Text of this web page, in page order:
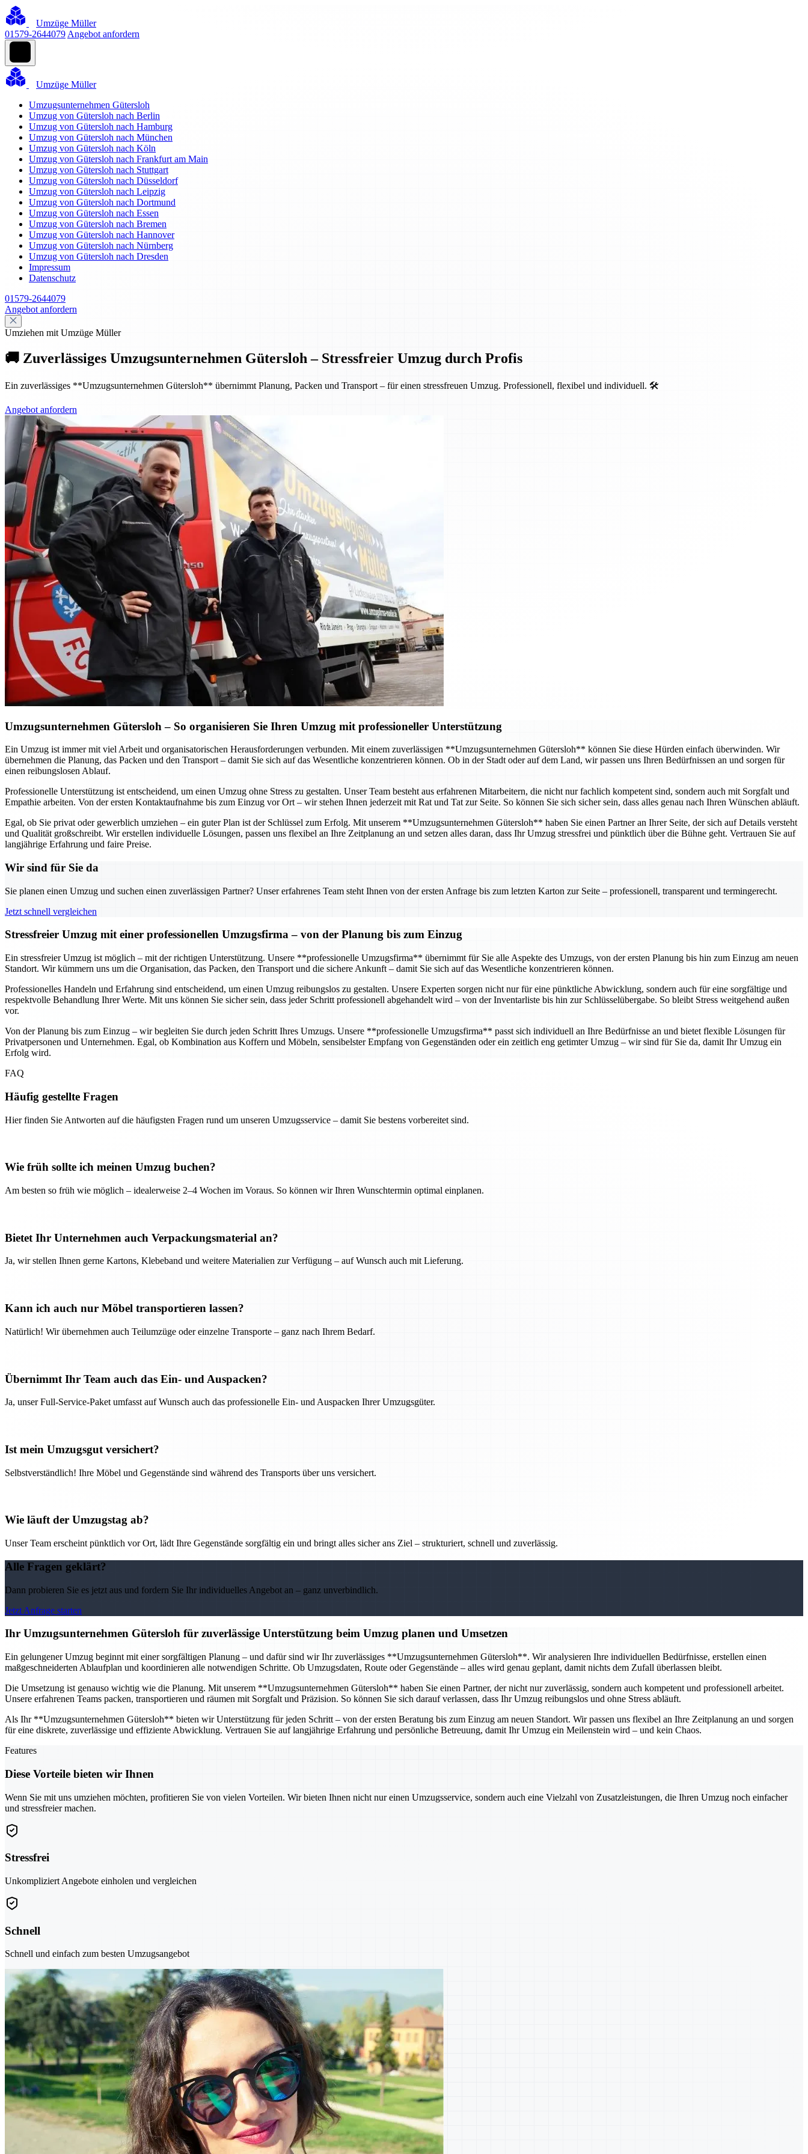
Umzüge Müller
01579-2644079 Angebot anfordern
Umzüge Müller
Umzugsunternehmen Gütersloh
Umzug von Gütersloh nach Berlin
Umzug von Gütersloh nach Hamburg
Umzug von Gütersloh nach München
Umzug von Gütersloh nach Köln
Umzug von Gütersloh nach Frankfurt am Main
Umzug von Gütersloh nach Stuttgart
Umzug von Gütersloh nach Düsseldorf
Umzug von Gütersloh nach Leipzig
Umzug von Gütersloh nach Dortmund
Umzug von Gütersloh nach Essen
Umzug von Gütersloh nach Bremen
Umzug von Gütersloh nach Hannover
Umzug von Gütersloh nach Nürnberg
Umzug von Gütersloh nach Dresden
Impressum
Datenschutz
01579-2644079
Angebot anfordern
Umziehen mit Umzüge Müller
🚚 Zuverlässiges Umzugsunternehmen Gütersloh – Stressfreier Umzug durch Profis
Ein zuverlässiges **Umzugsunternehmen Gütersloh** übernimmt Planung, Packen und Transport – für einen stressfreuen Umzug. Professionell, flexibel und individuell. 🛠️
Angebot anfordern
Umzugsunternehmen Gütersloh – So organisieren Sie Ihren Umzug mit professioneller Unterstützung
Ein Umzug ist immer mit viel Arbeit und organisatorischen Herausforderungen verbunden. Mit einem zuverlässigen **Umzugsunternehmen Gütersloh** können Sie diese Hürden einfach überwinden. Wir
übernehmen die Planung, das Packen und den Transport – damit Sie sich auf das Wesentliche konzentrieren können. Ob in der Stadt oder auf dem Land, wir passen uns Ihren Bedürfnissen an und sorgen für
einen reibungslosen Ablauf.
Professionelle Unterstützung ist entscheidend, um einen Umzug ohne Stress zu gestalten. Unser Team besteht aus erfahrenen Mitarbeitern, die nicht nur fachlich kompetent sind, sondern auch mit Sorgfalt und
Empathie arbeiten. Von der ersten Kontaktaufnahme bis zum Einzug vor Ort – wir stehen Ihnen jederzeit mit Rat und Tat zur Seite. So können Sie sich sicher sein, dass alles genau nach Ihren Wünschen abläuft.
Egal, ob Sie privat oder gewerblich umziehen – ein guter Plan ist der Schlüssel zum Erfolg. Mit unserem **Umzugsunternehmen Gütersloh** haben Sie einen Partner an Ihrer Seite, der sich auf Details versteht
und Qualität großschreibt. Wir erstellen individuelle Lösungen, passen uns flexibel an Ihre Zeitplanung an und setzen alles daran, dass Ihr Umzug stressfrei und pünktlich über die Bühne geht. Vertrauen Sie auf
langjährige Erfahrung und faire Preise.
Wir sind für Sie da
Sie planen einen Umzug und suchen einen zuverlässigen Partner? Unser erfahrenes Team steht Ihnen von der ersten Anfrage bis zum letzten Karton zur Seite – professionell, transparent und termingerecht.
Jetzt schnell vergleichen
Stressfreier Umzug mit einer professionellen Umzugsfirma – von der Planung bis zum Einzug
Ein stressfreier Umzug ist möglich – mit der richtigen Unterstützung. Unsere **professionelle Umzugsfirma** übernimmt für Sie alle Aspekte des Umzugs, von der ersten Planung bis hin zum Einzug am neuen
Standort. Wir kümmern uns um die Organisation, das Packen, den Transport und die sichere Ankunft – damit Sie sich auf das Wesentliche konzentrieren können.
Professionelles Handeln und Erfahrung sind entscheidend, um einen Umzug reibungslos zu gestalten. Unsere Experten sorgen nicht nur für eine pünktliche Abwicklung, sondern auch für eine sorgfältige und
respektvolle Behandlung Ihrer Werte. Mit uns können Sie sicher sein, dass jeder Schritt professionell abgehandelt wird – von der Inventarliste bis hin zur Schlüsselübergabe. So bleibt Stress weitgehend außen
vor.
Von der Planung bis zum Einzug – wir begleiten Sie durch jeden Schritt Ihres Umzugs. Unsere **professionelle Umzugsfirma** passt sich individuell an Ihre Bedürfnisse an und bietet flexible Lösungen für
Privatpersonen und Unternehmen. Egal, ob Kombination aus Koffern und Möbeln, sensibelster Empfang von Gegenständen oder ein zeitlich eng getimter Umzug – wir sind für Sie da, damit Ihr Umzug ein
Erfolg wird.
FAQ
Häufig gestellte Fragen
Hier finden Sie Antworten auf die häufigsten Fragen rund um unseren Umzugsservice – damit Sie bestens vorbereitet sind.
Wie früh sollte ich meinen Umzug buchen?
Am besten so früh wie möglich – idealerweise 2–4 Wochen im Voraus. So können wir Ihren Wunschtermin optimal einplanen.
Bietet Ihr Unternehmen auch Verpackungsmaterial an?
Ja, wir stellen Ihnen gerne Kartons, Klebeband und weitere Materialien zur Verfügung – auf Wunsch auch mit Lieferung.
Kann ich auch nur Möbel transportieren lassen?
Natürlich! Wir übernehmen auch Teilumzüge oder einzelne Transporte – ganz nach Ihrem Bedarf.
Übernimmt Ihr Team auch das Ein- und Auspacken?
Ja, unser Full-Service-Paket umfasst auf Wunsch auch das professionelle Ein- und Auspacken Ihrer Umzugsgüter.
Ist mein Umzugsgut versichert?
Selbstverständlich! Ihre Möbel und Gegenstände sind während des Transports über uns versichert.
Wie läuft der Umzugstag ab?
Unser Team erscheint pünktlich vor Ort, lädt Ihre Gegenstände sorgfältig ein und bringt alles sicher ans Ziel – strukturiert, schnell und zuverlässig.
Alle Fragen geklärt?
Dann probieren Sie es jetzt aus und fordern Sie Ihr individuelles Angebot an – ganz unverbindlich.
Jetzt Anfrage starten
Ihr Umzugsunternehmen Gütersloh für zuverlässige Unterstützung beim Umzug planen und Umsetzen
Ein gelungener Umzug beginnt mit einer sorgfältigen Planung – und dafür sind wir Ihr zuverlässiges **Umzugsunternehmen Gütersloh**. Wir analysieren Ihre individuellen Bedürfnisse, erstellen einen
maßgeschneiderten Ablaufplan und koordinieren alle notwendigen Schritte. Ob Umzugsdaten, Route oder Gegenstände – alles wird genau geplant, damit nichts dem Zufall überlassen bleibt.
Die Umsetzung ist genauso wichtig wie die Planung. Mit unserem **Umzugsunternehmen Gütersloh** haben Sie einen Partner, der nicht nur zuverlässig, sondern auch kompetent und professionell arbeitet.
Unsere erfahrenen Teams packen, transportieren und räumen mit Sorgfalt und Präzision. So können Sie sich darauf verlassen, dass Ihr Umzug reibungslos und ohne Stress abläuft.
Als Ihr **Umzugsunternehmen Gütersloh** bieten wir Unterstützung für jeden Schritt – von der ersten Beratung bis zum Einzug am neuen Standort. Wir passen uns flexibel an Ihre Zeitplanung an und sorgen
für eine diskrete, zuverlässige und effiziente Abwicklung. Vertrauen Sie auf langjährige Erfahrung und persönliche Betreuung, damit Ihr Umzug ein Meilenstein wird – und kein Chaos.
Features
Diese Vorteile bieten wir Ihnen
Wenn Sie mit uns umziehen möchten, profitieren Sie von vielen Vorteilen. Wir bieten Ihnen nicht nur einen Umzugsservice, sondern auch eine Vielzahl von Zusatzleistungen, die Ihren Umzug noch einfacher
und stressfreier machen.
Stressfrei
Unkompliziert Angebote einholen und vergleichen
Schnell
Schnell und einfach zum besten Umzugsangebot